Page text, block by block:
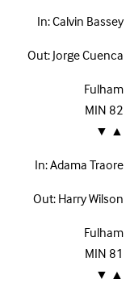
In:Calvin Bassey
Out:Jorge Cuenca
Fulham
82
MIN
▲
▼
In:Adama Traore
Out:Harry Wilson
Fulham
81
MIN
▲
▼